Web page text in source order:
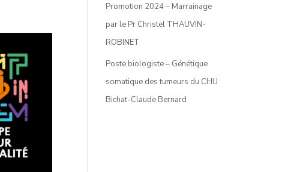
Promotion 2024 – Marrainage
par le Pr Christel THAUVIN-
ROBINET
Poste biologiste – Génétique
somatique des tumeurs du CHU
Bichat-Claude Bernard